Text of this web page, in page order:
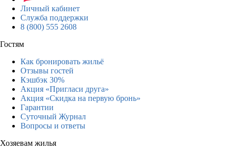
Личный кабинет
Служба поддержки
8 (800) 555 2608
Гостям
Как бронировать жильё
Отзывы гостей
Кэшбэк 30%
Акция «Пригласи друга»
Акция «Скидка на первую бронь»
Гарантии
Суточный Журнал
Вопросы и ответы
Хозяевам жилья